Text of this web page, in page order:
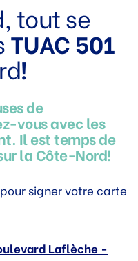
tout se
TUAC 501
!
de
vous avec les
Il est temps de
la Côte-Nord!
signer votre carte
Laflèche -